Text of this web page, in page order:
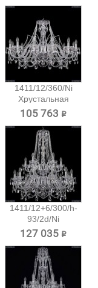
1411/12/360/Ni
Хрустальная
подвесная...
105 763 ₽
1411/12+6/300/h-
93/2d/Ni
Хрустальная...
127 035 ₽